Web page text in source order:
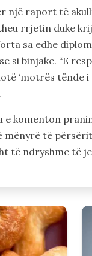
një raport të
rrjetin duke
sa edhe
si binjake. “E
‘motrës tënde i
e komenton
mënyrë të
të ndryshme të